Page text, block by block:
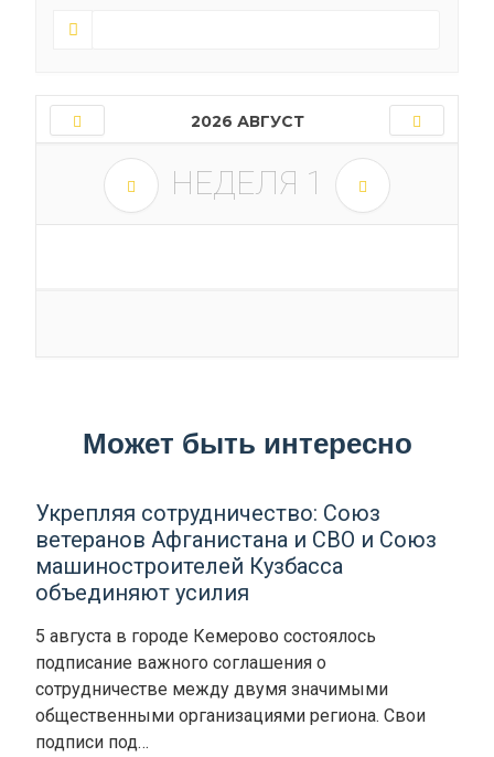
2026 АВГУСТ
НЕДЕЛЯ 1
Может быть интересно
Укрепляя сотрудничество: Союз
ветеранов Афганистана и СВО и Союз
машиностроителей Кузбасса
объединяют усилия
5 августа в городе Кемерово состоялось
подписание важного соглашения о
сотрудничестве между двумя значимыми
общественными организациями региона. Свои
подписи под…